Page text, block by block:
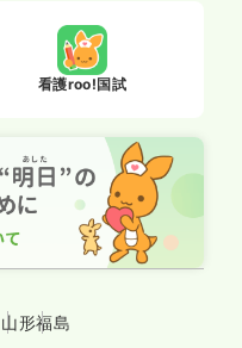
看護roo!国試
山形福島